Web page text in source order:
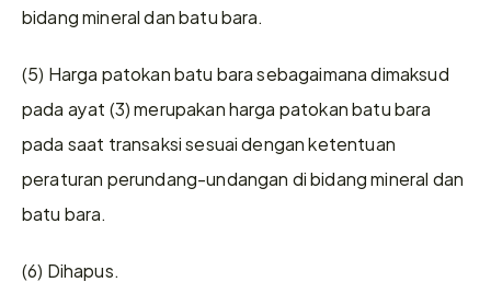
bidang mineral dan batu bara.
(5) Harga patokan batu bara sebagaimana dimaksud
pada ayat (3) merupakan harga patokan batu bara
pada saat transaksi sesuai dengan ketentuan
peraturan perundang-undangan di bidang mineral dan
batu bara.
(6) Dihapus.